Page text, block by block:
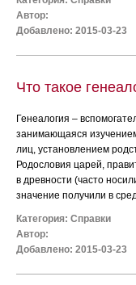
Автор:
Добавлено: 2015-03-23
Что такое
Генеалогия –
занимающаяся
лиц, установлением
Родословия царей,
в древности (часто
значение получили в
Категория: Справки
Автор:
Добавлено: 2015-03-23